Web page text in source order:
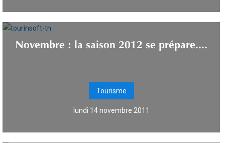
Novembre : la saison 2012 se prépare....
Tourisme
lundi 14 novembre 2011